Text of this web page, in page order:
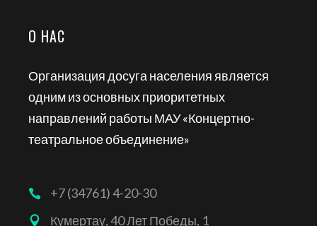
О НАС
Организация досуга населения является
одним из основных приоритетных
направлений работы МАУ «Концертно-
театральное объединение»
+7 (34761) 4-20-30
Кумертау, 40 Лет Победы, 1